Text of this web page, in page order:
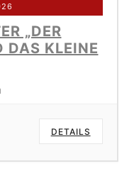
„DER
DAS KLEINE
DETAILS